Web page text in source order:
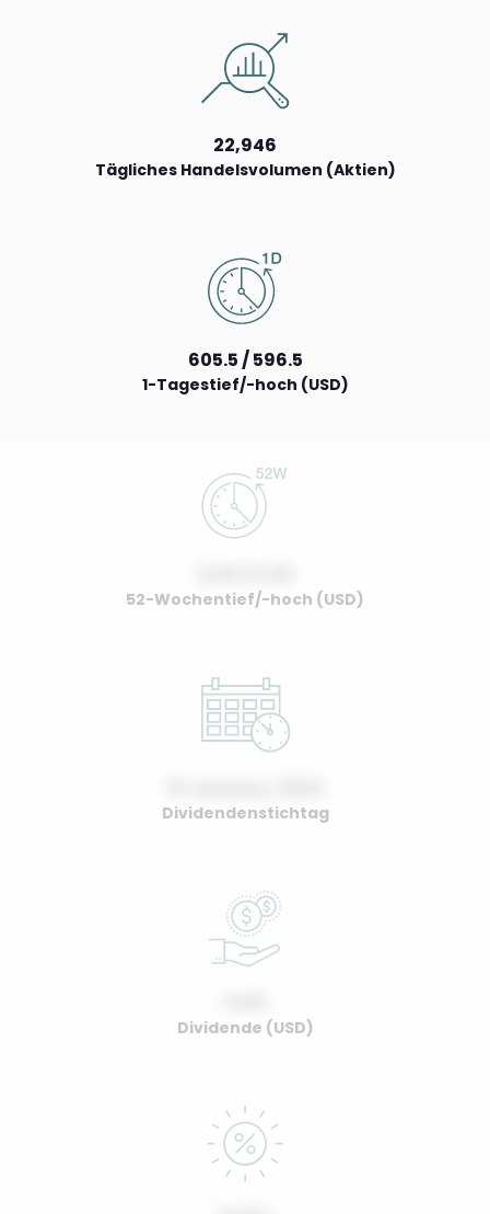
22,946
Tägliches Handelsvolumen (Aktien)
605.5 / 596.5
1-Tagestief/-hoch (USD)
52-Wochentief/-hoch (USD)
Dividendenstichtag
Dividende (USD)